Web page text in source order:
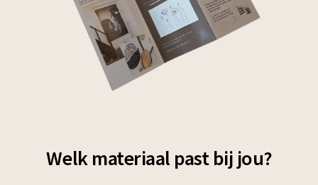
Welk materiaal past bij jou?